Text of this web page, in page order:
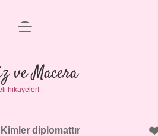
Anasayfa
Politikası
Yasal Uyarı
menüyü
ve Macera
hikayeler!
Kimler diplomattır